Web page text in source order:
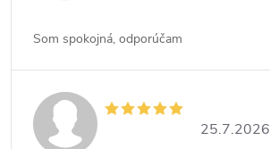
Som spokojná, odporúčam
25.7.2026